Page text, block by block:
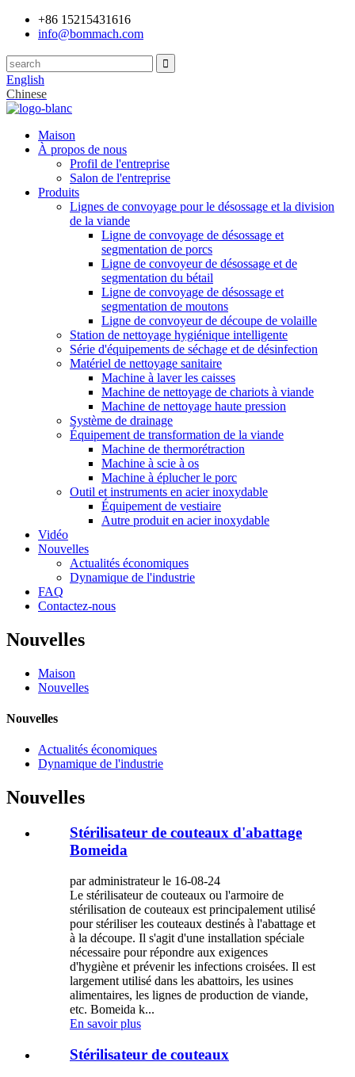
+86 15215431616
info@bommach.com
English
Chinese
Maison
À propos de nous
Profil de l'entreprise
Salon de l'entreprise
Produits
Lignes de convoyage pour le désossage et la division
de la viande
Ligne de convoyage de désossage et
segmentation de porcs
Ligne de convoyeur de désossage et de
segmentation du bétail
Ligne de convoyage de désossage et
segmentation de moutons
Ligne de convoyeur de découpe de volaille
Station de nettoyage hygiénique intelligente
Série d'équipements de séchage et de désinfection
Matériel de nettoyage sanitaire
Machine à laver les caisses
Machine de nettoyage de chariots à viande
Machine de nettoyage haute pression
Système de drainage
Équipement de transformation de la viande
Machine de thermorétraction
Machine à scie à os
Machine à éplucher le porc
Outil et instruments en acier inoxydable
Équipement de vestiaire
Autre produit en acier inoxydable
Vidéo
Nouvelles
Actualités économiques
Dynamique de l'industrie
FAQ
Contactez-nous
Nouvelles
Maison
Nouvelles
Nouvelles
Actualités économiques
Dynamique de l'industrie
Nouvelles
Stérilisateur de couteaux d'abattage
Bomeida
par administrateur le 16-08-24
Le stérilisateur de couteaux ou l'armoire de
stérilisation de couteaux est principalement utilisé
pour stériliser les couteaux destinés à l'abattage et
à la découpe. Il s'agit d'une installation spéciale
nécessaire pour répondre aux exigences
d'hygiène et prévenir les infections croisées. Il est
largement utilisé dans les abattoirs, les usines
alimentaires, les lignes de production de viande,
etc. Bomeida k...
En savoir plus
Stérilisateur de couteaux